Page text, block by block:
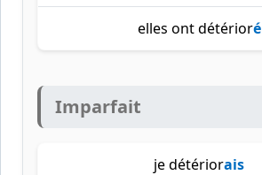
elles ont détérioré
Imparfait
je détériorais